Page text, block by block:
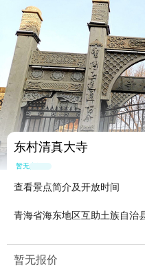
东村清真大寺
暂无点评
查看景点简介及开放时间
青海省海东地区互助土族自治
暂无报价
